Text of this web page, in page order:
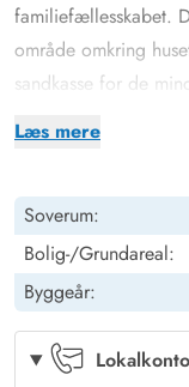
Læs mere
familiefællesskabet.
område omkring
sandkasse for de
Indretning med plads
midtpunkt med
vægge og lofter,
stemningsfulde
hygge i rummet.
afslapning med en
Soverum:
Bolig-/Grundareal:
Byggeår: